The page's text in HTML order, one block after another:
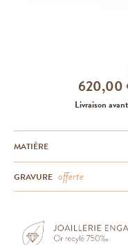
620,00
Livraison
MATIÈRE
GRAVURE offerte